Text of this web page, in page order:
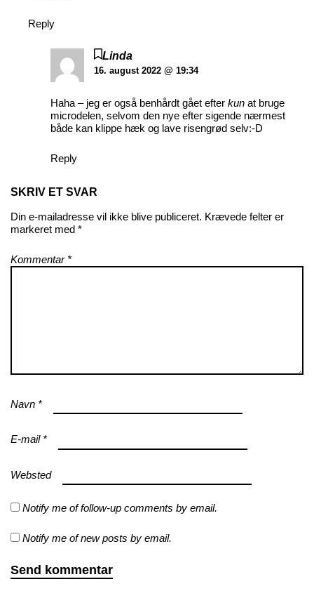
Reply
Linda
16. august 2022 @ 19:34
Haha – jeg er også benhårdt gået efterkun at bruge
microdelen, selvom den nye efter sigende nærmest
både kan klippe hæk og lave risengrød selv:-D
Reply
SKRIV ET SVAR
Din e-mailadresse vil ikke blive publiceret. Krævede felter er
markeret med *
Kommentar *
Navn *
E-mail *
Websted
Notify me of follow-up comments by email.
Notify me of new posts by email.